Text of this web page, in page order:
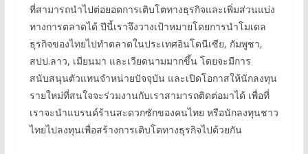
ที่สามารถนำไปต่อยอดการเติบโตทางธุรกิจและเพิ่มส่วนแบ่ง
ทางการตลาดได้ ปีนี้เราจึงวางเป้าหมายโดยการนำโมเดล
ธุรกิจของไทยไปทำตลาดในประเทศอินโดนีเซีย, กัมพูชา,
สปป.ลาว, เมียนมา และเวียดนามมากขึ้น โดยจะมีการ
สนับสนุนตัวแทนจำหน่ายปัจจุบัน และเปิดโอกาสให้นักลงทุน
รายใหม่ที่สนใจจะร่วมงานกับเราสามารถติดต่อมาได้ เพื่อที่
เราจะนำแบรนด์ร้านสะดวกซักของคนไทย หรือนักลงทุนชาว
ไทยไปลงทุนเพื่อสร้างการเติบโตทางธุรกิจไปด้วยกัน